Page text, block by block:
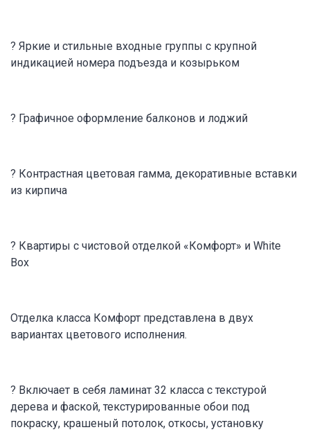
? Яркие и стильные входные группы с крупной
индикацией номера подъезда и козырьком
? Графичное оформление балконов и лоджий
? Контрастная цветовая гамма, декоративные вставки
из кирпича
? Квартиры с чистовой отделкой «Комфорт» и White
Box
Отделка класса Комфорт представлена в двух
вариантах цветового исполнения.
? Включает в себя ламинат 32 класса с текстурой
дерева и фаской, текстурированные обои под
покраску, крашеный потолок, откосы, установку